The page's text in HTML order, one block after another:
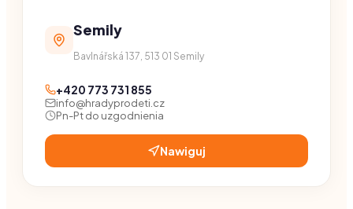
Semily
Bavlnářská 137, 513 01 Semily
+420 773 731 855
info@hradyprodeti.cz
Pn-Pt do uzgodnienia
Nawiguj